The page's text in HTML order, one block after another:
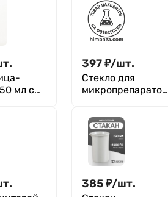
мл с
397₽/шт.
Стекло для
микропрепаратов
385₽/шт.